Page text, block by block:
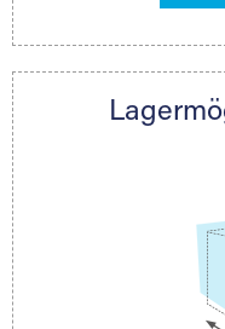
direkt online
nächstgelegenen